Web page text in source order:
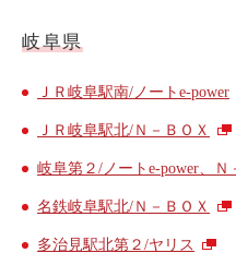
個人のお客様
料金プラン
利用シーン
お客様の声
ご入会方法
岐阜県
ＪＲ岐阜駅南/ノートe-power
ＪＲ岐阜駅北/Ｎ－ＢＯＸ
岐阜第２/ノートe-power、Ｎ
名鉄岐阜駅北/Ｎ－ＢＯＸ
多治見駅北第２/ヤリス